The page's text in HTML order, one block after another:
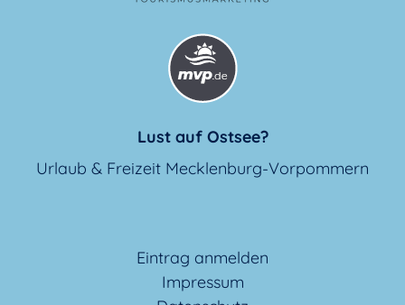
Lust auf Ostsee?
Urlaub & Freizeit Mecklenburg-Vorpommern
Eintrag anmelden
Impressum